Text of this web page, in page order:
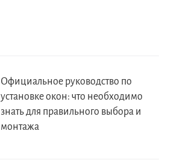
Официальное руководство по
установке окон: что необходимо
знать для правильного выбора и
монтажа